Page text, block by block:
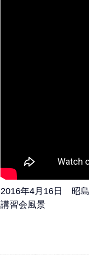
2016年4月16日 昭
講習会風景